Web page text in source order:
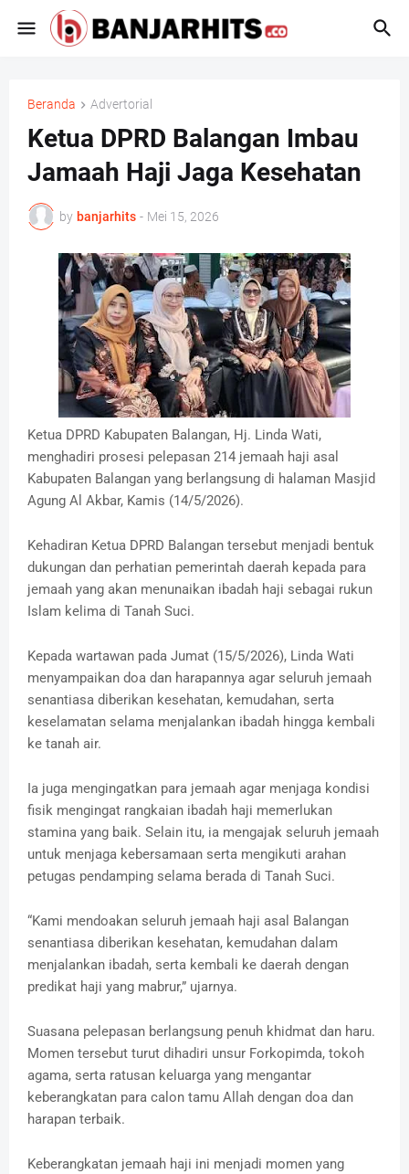
Beranda Advertorial
Ketua DPRD Balangan Imbau
Jamaah Haji Jaga Kesehatan
by banjarhits - Mei 15, 2026
Ketua DPRD Kabupaten Balangan, Hj. Linda Wati,
menghadiri prosesi pelepasan 214 jemaah haji asal
Kabupaten Balangan yang berlangsung di halaman Masjid
Agung Al Akbar, Kamis (14/5/2026).
Kehadiran Ketua DPRD Balangan tersebut menjadi bentuk
dukungan dan perhatian pemerintah daerah kepada para
jemaah yang akan menunaikan ibadah haji sebagai rukun
Islam kelima di Tanah Suci.
Kepada wartawan pada Jumat (15/5/2026), Linda Wati
menyampaikan doa dan harapannya agar seluruh jemaah
senantiasa diberikan kesehatan, kemudahan, serta
keselamatan selama menjalankan ibadah hingga kembali
ke tanah air.
Ia juga mengingatkan para jemaah agar menjaga kondisi
fisik mengingat rangkaian ibadah haji memerlukan
stamina yang baik. Selain itu, ia mengajak seluruh jemaah
untuk menjaga kebersamaan serta mengikuti arahan
petugas pendamping selama berada di Tanah Suci.
“Kami mendoakan seluruh jemaah haji asal Balangan
senantiasa diberikan kesehatan, kemudahan dalam
menjalankan ibadah, serta kembali ke daerah dengan
predikat haji yang mabrur,” ujarnya.
Suasana pelepasan berlangsung penuh khidmat dan haru.
Momen tersebut turut dihadiri unsur Forkopimda, tokoh
agama, serta ratusan keluarga yang mengantar
keberangkatan para calon tamu Allah dengan doa dan
harapan terbaik.
Keberangkatan jemaah haji ini menjadi momen yang